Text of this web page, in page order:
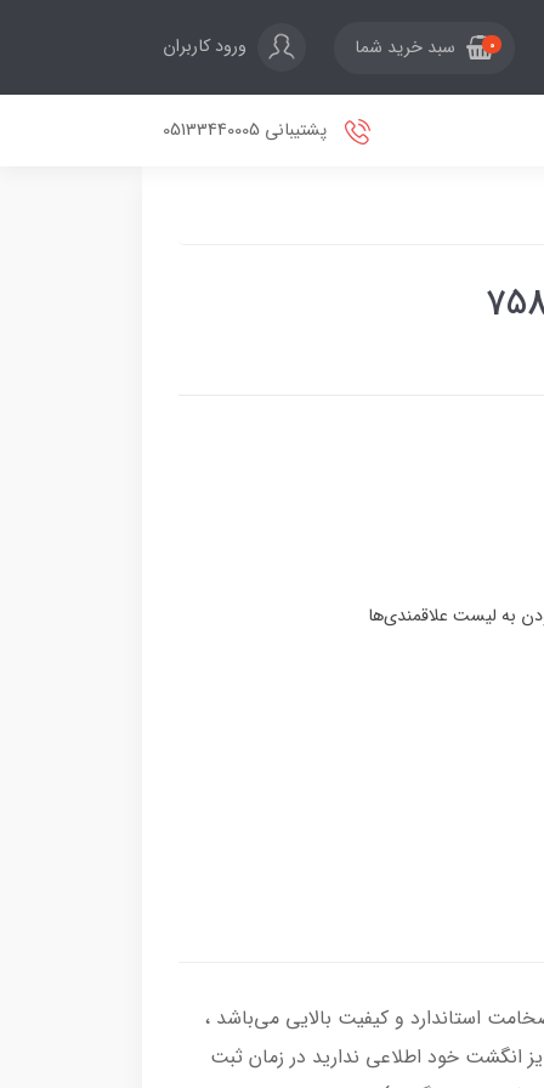
0 سبد خرید شما ورود کاربران
پشتیبانی 05133440005
از نقره اصل با عیار بین المللی 925 ساخته شده و دارای ضخامت استاندارد و کیفیت بالایی می‌باشد ،
انگشت خود اطلاعی ندارید در زمان ثبت